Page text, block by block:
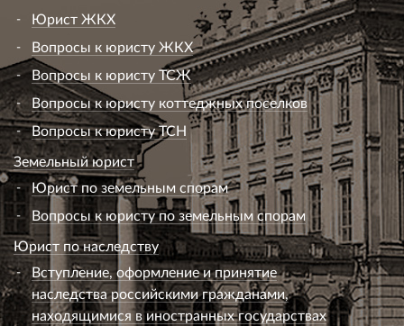
Юрист ЖКХ
Вопросы к юристу ЖКХ
Вопросы к юристу ТСЖ
Вопросы к юристу коттеджных поселков
Вопросы к юристу ТСН
Земельный юрист
Юрист по земельным спорам
Вопросы к юристу по земельным спорам
Юрист по наследству
Вступление, оформление и принятие
наследства российскими гражданами,
находящимися в иностранных государствах